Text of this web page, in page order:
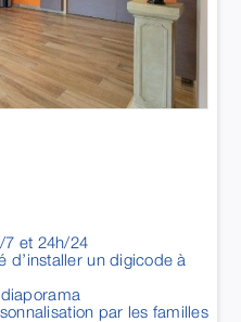
et 24h/24
d’installer un digicode à
par les familles